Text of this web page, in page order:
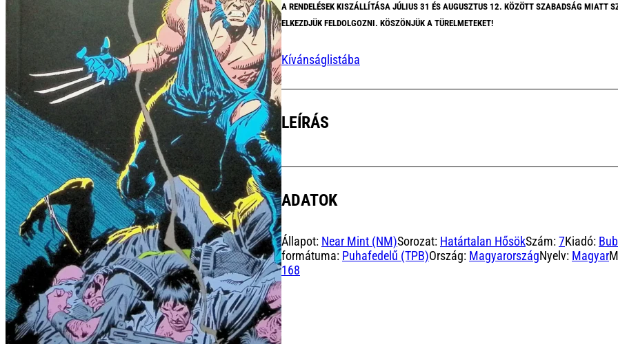
A RENDELÉSEK KISZÁLLÍTÁSA JÚLIUS 31 ÉS AUGUSZTUS 12. KÖZÖTT SZABADSÁG MIATT
ELKEZDJÜK FELDOLGOZNI. KÖSZÖNJÜK A TÜRELMETEKET!
Kívánságlistába
LEÍRÁS
ADATOK
Állapot: Near Mint (NM)Sorozat: Határtalan HősökSzám:7Kiadó:
formátuma: Puhafedelű (TPB)Ország: MagyarországNyelv: Magyar
168